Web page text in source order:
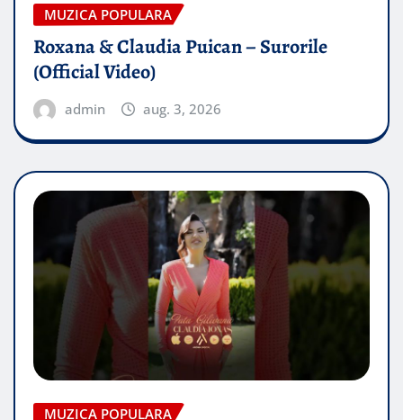
MUZICA POPULARA
Roxana & Claudia Puican – Surorile
(Official Video)
admin aug. 3, 2026
MUZICA POPULARA